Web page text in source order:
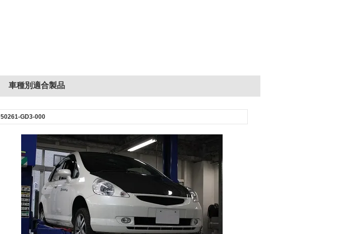
車種別適合製品
50261-GD3-000